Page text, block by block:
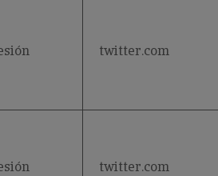
twitter.com
twitter.com